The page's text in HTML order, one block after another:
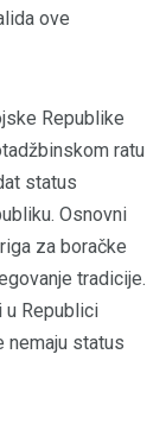
ove
Republike
ratu
status
Osnovni
za boračke
tradicije.
u Republici
nemaju status